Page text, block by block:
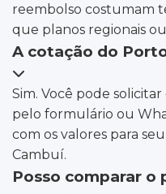
reembolso costumam
que planos regionais
A cotação do
Sim. Você pode
pelo formulário ou
com os valores para
Cambuí.
Posso comparar o